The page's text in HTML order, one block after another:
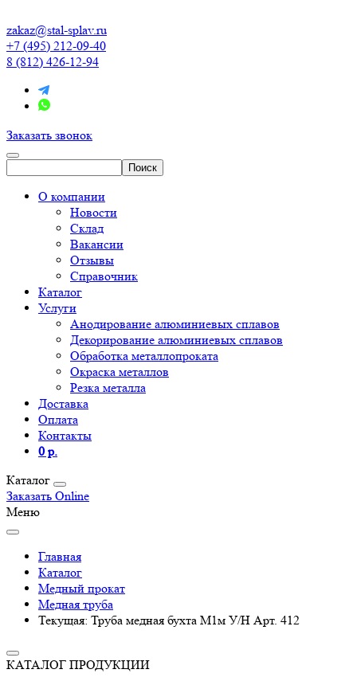
zakaz@stal-splav.ru
+7 (495) 212-09-40
8 (812) 426-12-94
Заказать звонок
О компании
Новости
Склад
Вакансии
Отзывы
Справочник
Каталог
Услуги
Анодирование алюминиевых сплавов
Декорирование алюминиевых сплавов
Обработка металлопроката
Окраска металлов
Резка металла
Доставка
Оплата
Контакты
0 р.
Каталог
Заказать Online
Меню
Главная
Каталог
Медный прокат
Медная труба
Текущая: Труба медная бухта М1м У/Н Арт. 412
КАТАЛОГ ПРОДУКЦИИ